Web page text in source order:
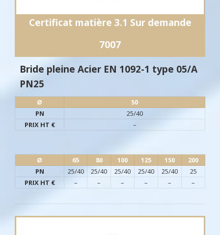
Certificat matière 3.1 Sur demande
7007
Bride pleine Acier EN 1092-1 type 05/A
PN25
Ø​
50
PN
25/40
PRIX HT €
–
Ø​ 65 80 100 125 150
200
PN
25/40 25/40 25/40 25/40 25/40
25
PRIX HT €
– – – – – –